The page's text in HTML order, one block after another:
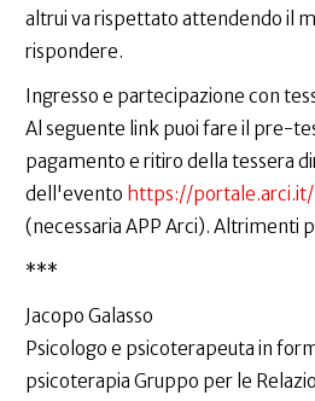
altrui va rispettato attendendo il
rispondere.
Ingresso e partecipazione con
Al seguente link puoi fare il pre-
pagamento e ritiro della tessera
dell'evento https://
(necessaria APP Arci). Altrimenti
***
Jacopo Galasso
Psicologo e psicoterapeuta in
psicoterapia Gruppo per le